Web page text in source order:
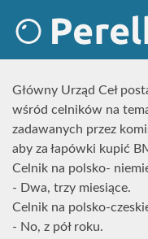
Główny Urząd Ceł
wśród celników na
zadawanych przez
aby za łapówki kupić
Celnik na polsko-
- Dwa, trzy miesiące.
Celnik na polsko-
- No, z pół roku.